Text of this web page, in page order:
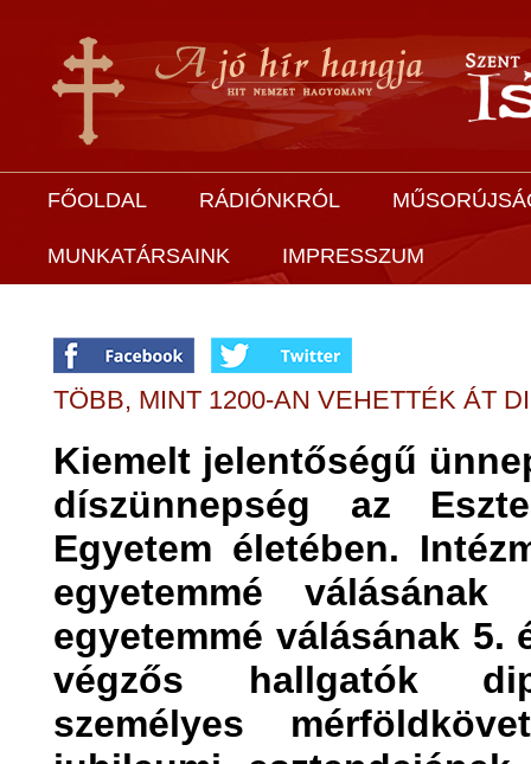
FŐOLDAL RÁDIÓNKRÓL
MUNKATÁRSAINK IMPRESSZUM
TÖBB, MINT 1200-AN VEHETTÉK ÁT
Kiemelt jelentőségű
díszünnepség az
Egyetem életében.
egyetemmé
egyetemmé válásának
végzős hallgatók
személyes